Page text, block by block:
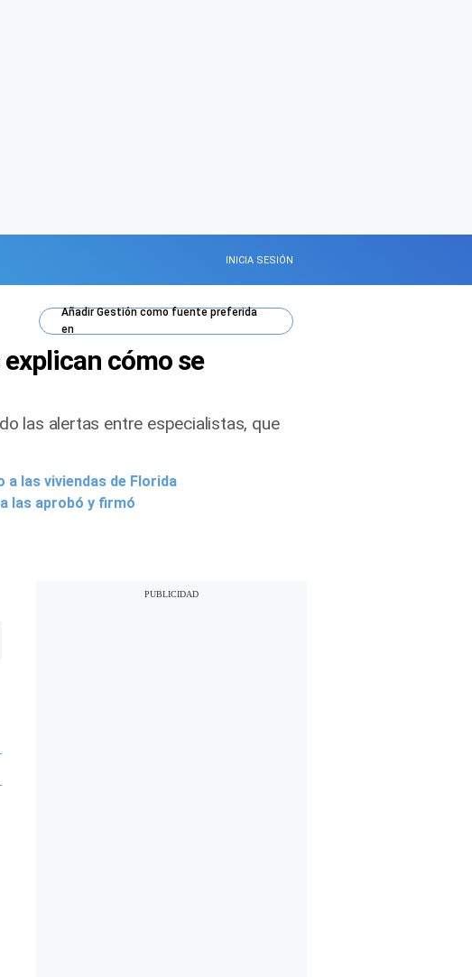
INICIA SESIÓN
AñadirGestióncomo fuente preferida
en
cómo se
las alertas entre especialistas, que
las viviendas de Florida
las aprobó y firmó